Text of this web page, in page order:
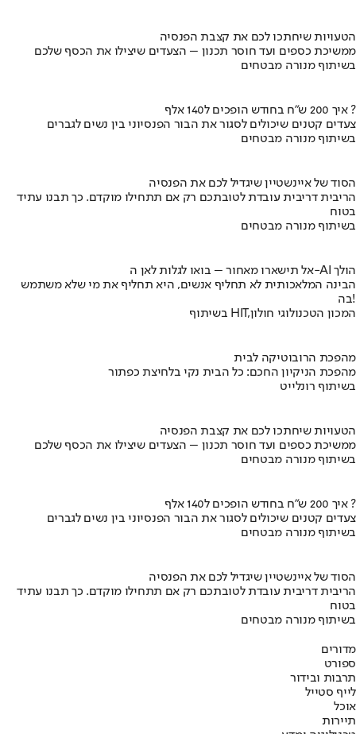
הטעויות שיחתכו לכם את קצבת הפנסיה
ממשיכת כספים ועד חוסר תכנון – הצעדים שיצילו את הכסף שלכם
בשיתוף מנורה מבטחים
איך 200 ש"ח בחודש הופכים ל140 אלף ?
צעדים קטנים שיכולים לסגור את הבור הפנסיוני בין נשים לגברים
בשיתוף מנורה מבטחים
הסוד של איינשטיין שיגדיל לכם את הפנסיה
הריבית דריבית עובדת לטובתכם רק אם תתחילו מוקדם. כך תבנו עתיד
בטוח
בשיתוף מנורה מבטחים
אל תישארו מאחור – בואו לגלות לאן ה-AI הולך
הבינה המלאכותית לא תחליף אנשים, היא תחליף את מי שלא משתמש
בה!
בשיתוף HIT,המכון הטכנולוגי חולון
מהפכת הרובוטיקה לבית
מהפכת הניקיון החכם: כל הבית נקי בלחיצת כפתור
בשיתוף רונלייט
הטעויות שיחתכו לכם את קצבת הפנסיה
ממשיכת כספים ועד חוסר תכנון – הצעדים שיצילו את הכסף שלכם
בשיתוף מנורה מבטחים
איך 200 ש"ח בחודש הופכים ל140 אלף ?
צעדים קטנים שיכולים לסגור את הבור הפנסיוני בין נשים לגברים
בשיתוף מנורה מבטחים
הסוד של איינשטיין שיגדיל לכם את הפנסיה
הריבית דריבית עובדת לטובתכם רק אם תתחילו מוקדם. כך תבנו עתיד
בטוח
בשיתוף מנורה מבטחים
מדורים
ספורט
תרבות ובידור
לייף סטייל
אוכל
תיירות